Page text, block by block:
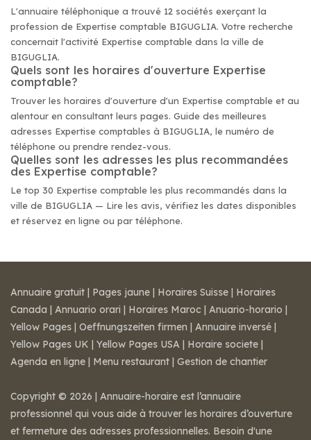
L'annuaire téléphonique a trouvé 12 sociétés exerçant la
profession de Expertise comptable BIGUGLIA. Votre recherche
concernait l'activité Expertise comptable dans la ville de
BIGUGLIA.
Quels sont les horaires d'ouverture Expertise
comptable?
Trouver les horaires d'ouverture d'un Expertise comptable et au
alentour en consultant leurs pages. Guide des meilleures
adresses Expertise comptables à BIGUGLIA, le numéro de
téléphone ou prendre rendez-vous.
Quelles sont les adresses les plus recommandées
des Expertise comptable?
Le top 30 Expertise comptable les plus recommandés dans la
ville de BIGUGLIA — Lire les avis, vérifiez les dates disponibles
et réservez en ligne ou par téléphone.
Annuaire gratuit | Pages jaune | Horaires Suisse | Horaires
Canada | Annuario orari | Horaires Maroc | Anuario-horario |
Yellow Pages | Oeffnungszeiten firmen | Annuaire inversé |
Yellow Pages UK | Yellow Pages USA | Horaire societe |
Agenda en ligne | Menu restaurant | Gestion de chantier
Copyright © 2026 | Annuaire-horaire est l’annuaire
professionnel qui vous aide à trouver les horaires d’ouverture
et fermeture des adresses professionnelles. Besoin d'une